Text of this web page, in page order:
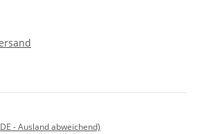
- Ausland abweichend)